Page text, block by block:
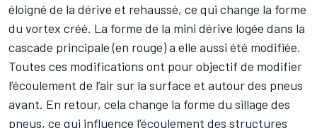
éloigné de la dérive et rehaussé, ce qui change la forme
du vortex créé. La forme de la mini dérive logée dans la
cascade principale (en rouge) a elle aussi été modifiée.
Toutes ces modifications ont pour objectif de modifier
l’écoulement de l’air sur la surface et autour des pneus
avant. En retour, cela change la forme du sillage des
pneus, ce qui influence l’écoulement des structures